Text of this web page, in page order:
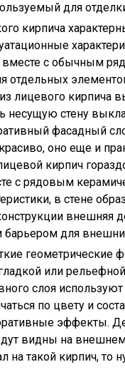
для
кирпича
вместе с обычным
отдельных
лицевого кирпича
несущую стену
фасадный
оно еще и
кирпич
с рядовым
в стене
внешняя
для
геометрические
или
слоя
по цвету и
эффекты.
видны на
на такой кирпич, то